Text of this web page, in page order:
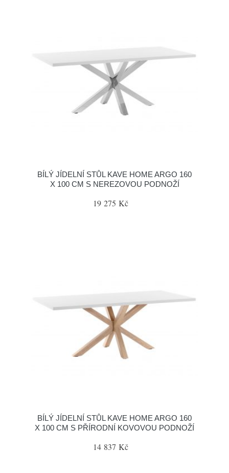
BÍLÝ JÍDELNÍ STŮL KAVE HOME ARGO 160
X 100 CM S NEREZOVOU PODNOŽÍ
19 275 Kč
BÍLÝ JÍDELNÍ STŮL KAVE HOME ARGO 160
X 100 CM S PŘÍRODNÍ KOVOVOU PODNOŽÍ
14 837 Kč